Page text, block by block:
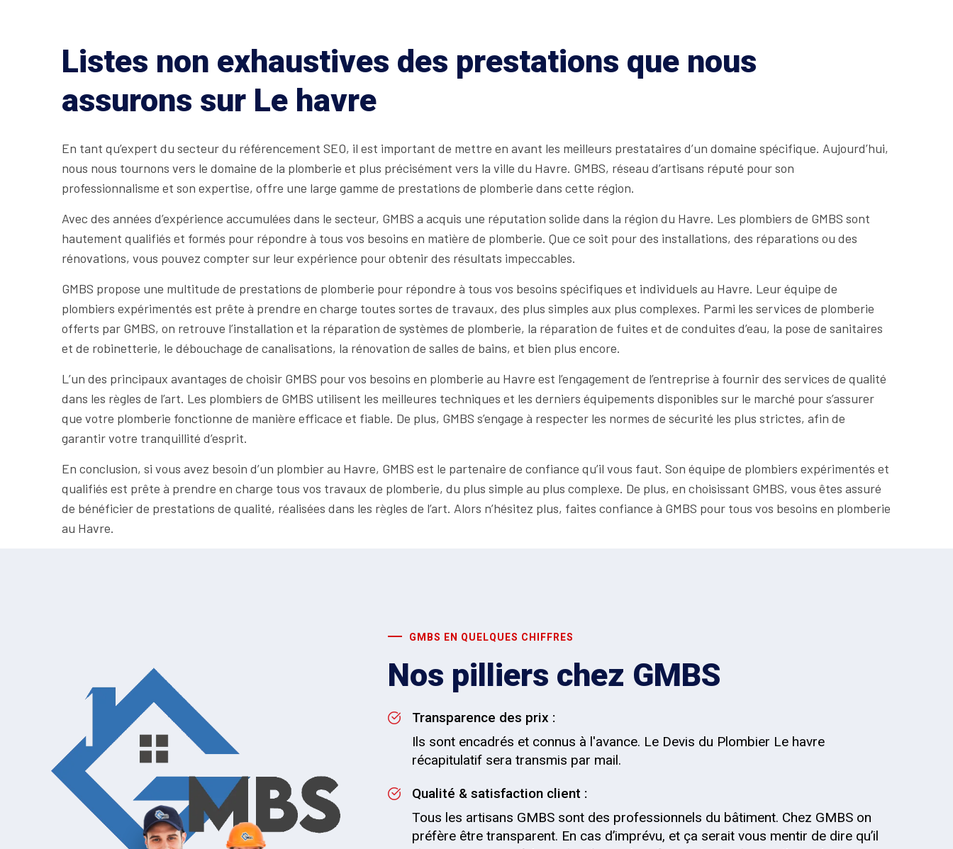
Listes non exhaustives des prestations que nous
assurons sur Le havre
En tant qu’expert du secteur du référencement SEO, il est important de mettre en avant les meilleurs prestataires d’un domaine spécifique. Aujourd’hui,
nous nous tournons vers le domaine de la plomberie et plus précisément vers la ville du Havre. GMBS, réseau d’artisans réputé pour son
professionnalisme et son expertise, offre une large gamme de prestations de plomberie dans cette région.
Avec des années d’expérience accumulées dans le secteur, GMBS a acquis une réputation solide dans la région du Havre. Les plombiers de GMBS sont
hautement qualifiés et formés pour répondre à tous vos besoins en matière de plomberie. Que ce soit pour des installations, des réparations ou des
rénovations, vous pouvez compter sur leur expérience pour obtenir des résultats impeccables.
GMBS propose une multitude de prestations de plomberie pour répondre à tous vos besoins spécifiques et individuels au Havre. Leur équipe de
plombiers expérimentés est prête à prendre en charge toutes sortes de travaux, des plus simples aux plus complexes. Parmi les services de plomberie
offerts par GMBS, on retrouve l’installation et la réparation de systèmes de plomberie, la réparation de fuites et de conduites d’eau, la pose de sanitaires
et de robinetterie, le débouchage de canalisations, la rénovation de salles de bains, et bien plus encore.
L’un des principaux avantages de choisir GMBS pour vos besoins en plomberie au Havre est l’engagement de l’entreprise à fournir des services de qualité
dans les règles de l’art. Les plombiers de GMBS utilisent les meilleures techniques et les derniers équipements disponibles sur le marché pour s’assurer
que votre plomberie fonctionne de manière efficace et fiable. De plus, GMBS s’engage à respecter les normes de sécurité les plus strictes, afin de
garantir votre tranquillité d’esprit.
En conclusion, si vous avez besoin d’un plombier au Havre, GMBS est le partenaire de confiance qu’il vous faut. Son équipe de plombiers expérimentés et
qualifiés est prête à prendre en charge tous vos travaux de plomberie, du plus simple au plus complexe. De plus, en choisissant GMBS, vous êtes assuré
de bénéficier de prestations de qualité, réalisées dans les règles de l’art. Alors n’hésitez plus, faites confiance à GMBS pour tous vos besoins en plomberie
au Havre.
GMBS EN QUELQUES CHIFFRES
Nos pilliers chez GMBS
Transparence des prix :
Ils sont encadrés et connus à l'avance. Le Devis du Plombier Le havre
récapitulatif sera transmis par mail.
Qualité & satisfaction client :
Tous les artisans GMBS sont des professionnels du bâtiment. Chez GMBS on
préfère être transparent. En cas d’imprévu, et ça serait vous mentir de dire qu’il